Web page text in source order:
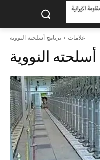
علامات برنامج أسلحته النووية
أسلحته النووية